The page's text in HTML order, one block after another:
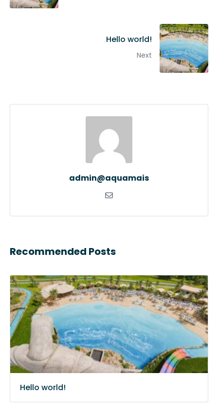
Hello world!
Next
admin@aquamais
Recommended Posts
Hello world!